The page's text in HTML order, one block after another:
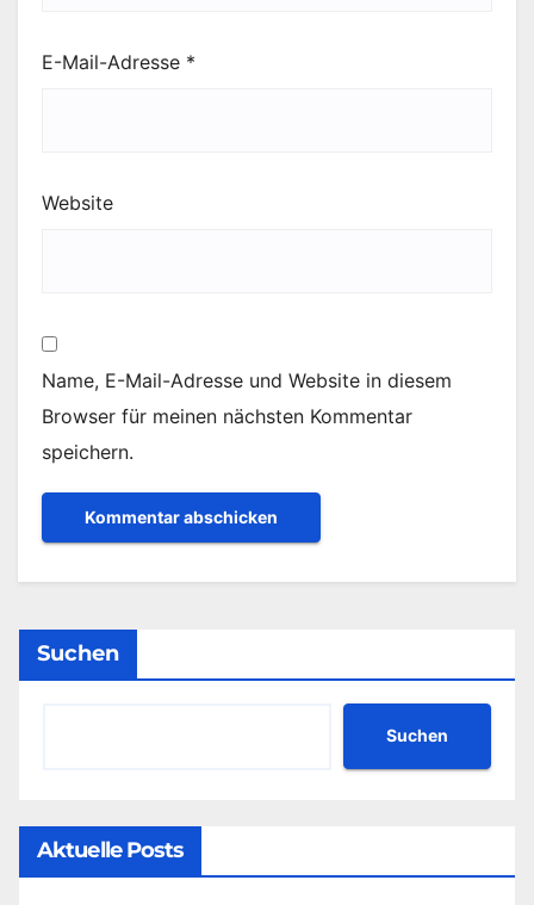
E-Mail-Adresse *
Website
Name, E-Mail-Adresse und Website in diesem
Browser für meinen nächsten Kommentar
speichern.
Suchen
Suchen
Aktuelle Posts